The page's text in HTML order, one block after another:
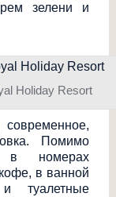
зелени и
Holiday Resort
Помимо
в номерах
в ванной
туалетные